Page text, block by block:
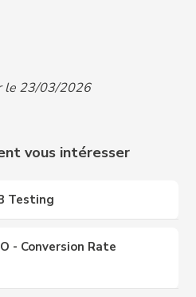
fin de formation : NA
: NA
en situation de handicap,
nous contacter
internationaux, nous
education.com
le 23/03/2026
vous intéresser
Testing
- Conversion Rate